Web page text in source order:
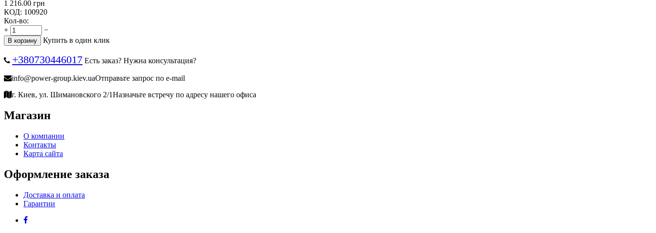
1 216.00 грн
КОД: 100920
Кол-во:
+
−
В корзину Купить в один клик
+380730446017 Есть заказ? Нужна консультация?
info@power-group.kiev.uaОтправьте запрос по e-mail
г. Киев, ул. Шимановского 2/1Назначьте встречу по адресу нашего офиса
Магазин
О компании
Контакты
Карта сайта
Оформление заказа
Доставка и оплата
Гарантии